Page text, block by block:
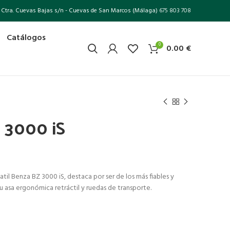
Ctra. Cuevas Bajas s/n - Cuevas de San Marcos (Málaga) 675 803 708
Catálogos 0 0.00 €
iS
Benza BZ 3000 iS, destaca por ser de los más fiables y
asa ergonómica retráctil y ruedas de transporte.